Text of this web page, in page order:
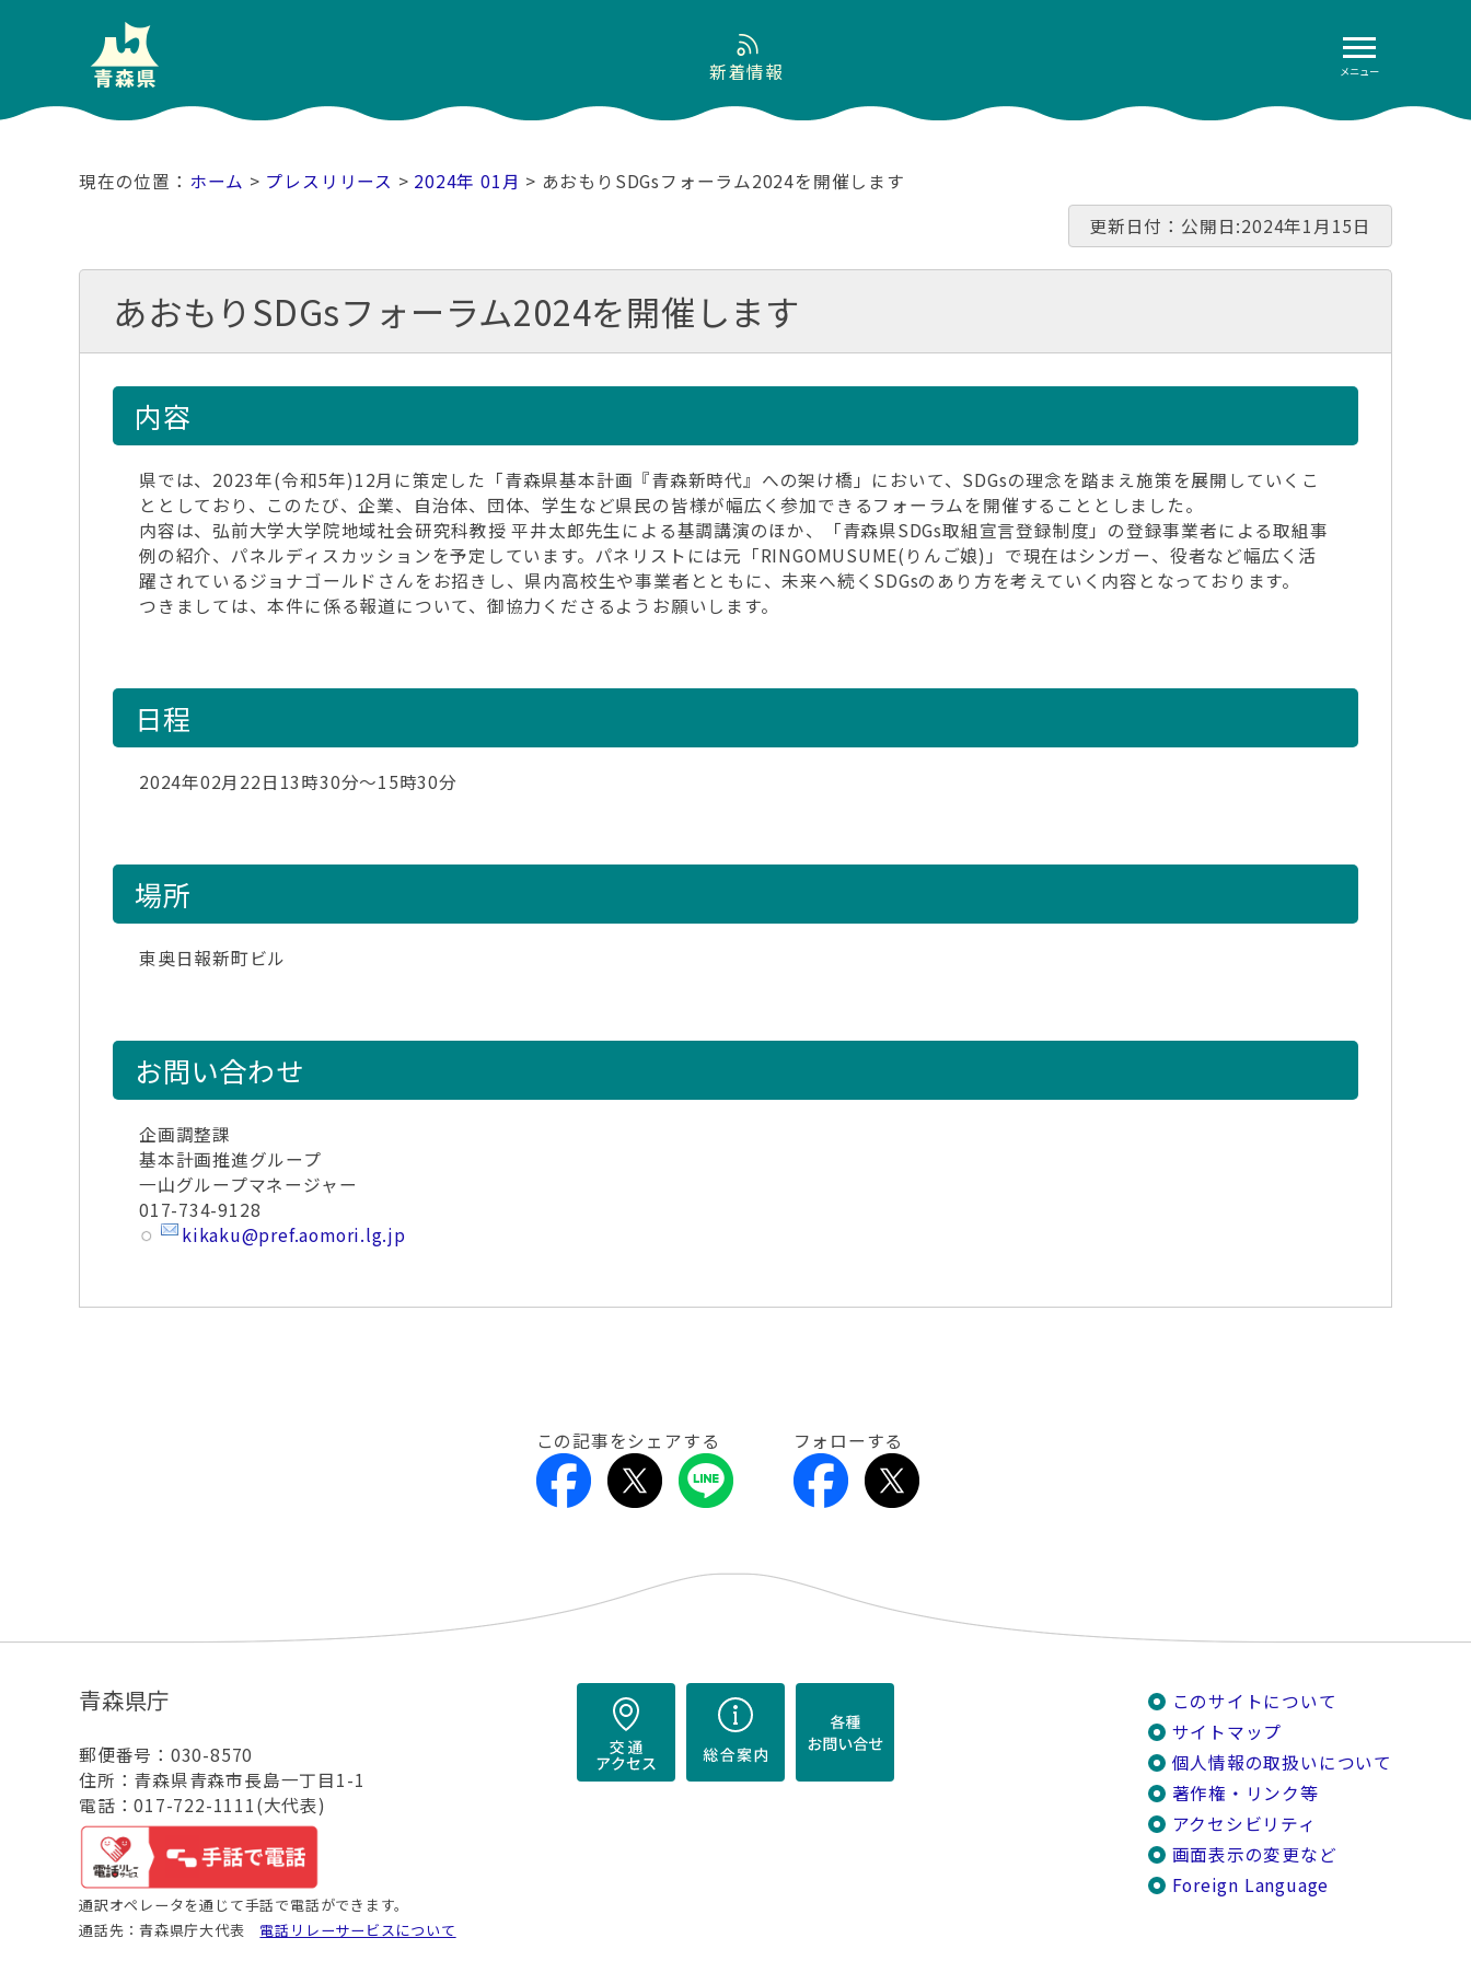
メニュー
新着情報
ホーム > プレスリリース > 2024年 01月 > あおもりSDGsフォーラム2024を開催します
更新日付：公開日:2024年1月15日
あおもりSDGsフォーラム2024を開催します
内容
県では、2023年(令和5年)12月に策定した「青森県基本計画『青森新時代』への架け橋」において、SDGsの理念を踏まえ施策を展開していくこ
ととしており、このたび、企業、自治体、団体、学生など県民の皆様が幅広く参加できるフォーラムを開催することとしました。
内容は、弘前大学大学院地域社会研究科教授 平井太郎先生による基調講演のほか、「青森県SDGs取組宣言登録制度」の登録事業者による取組事
例の紹介、パネルディスカッションを予定しています。パネリストには元「RINGOMUSUME(りんご娘)」で現在はシンガー、役者など幅広く活
躍されているジョナゴールドさんをお招きし、県内高校生や事業者とともに、未来へ続くSDGsのあり方を考えていく内容となっております。
つきましては、本件に係る報道について、御協力くださるようお願いします。
日程
2024年02月22日13時30分～15時30分
場所
東奥日報新町ビル
お問い合わせ
企画調整課
基本計画推進グループ
一山グループマネージャー
017-734-9128
kikaku@pref.aomori.lg.jp
この記事をシェアする フォローする
青森県庁
郵便番号：030-8570
住所：青森県青森市長島一丁目1-1
電話：017-722-1111(大代表)
通訳オペレータを通じて手話で電話ができます。
通話先：青森県庁大代表 電話リレーサービスについて
このサイトについて
サイトマップ
個人情報の取扱いについて
著作権・リンク等
アクセシビリティ
画面表示の変更など
Foreign Language